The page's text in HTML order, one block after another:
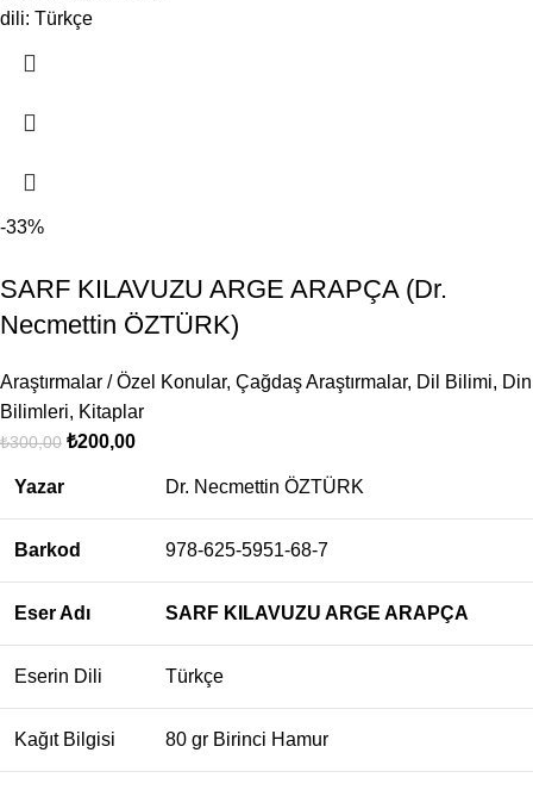
dili: Türkçe
-33%
SARF KILAVUZU ARGE ARAPÇA (Dr.
Necmettin ÖZTÜRK)
Araştırmalar / Özel Konular, Çağdaş Araştırmalar, Dil Bilimi, Din
Bilimleri, Kitaplar
₺300,00 ₺200,00
Yazar Dr. Necmettin ÖZTÜRK
Barkod 978-625-5951-68-7
Eser Adı SARF KILAVUZU ARGE ARAPÇA
Eserin Dili Türkçe
Kağıt Bilgisi 80 gr Birinci Hamur